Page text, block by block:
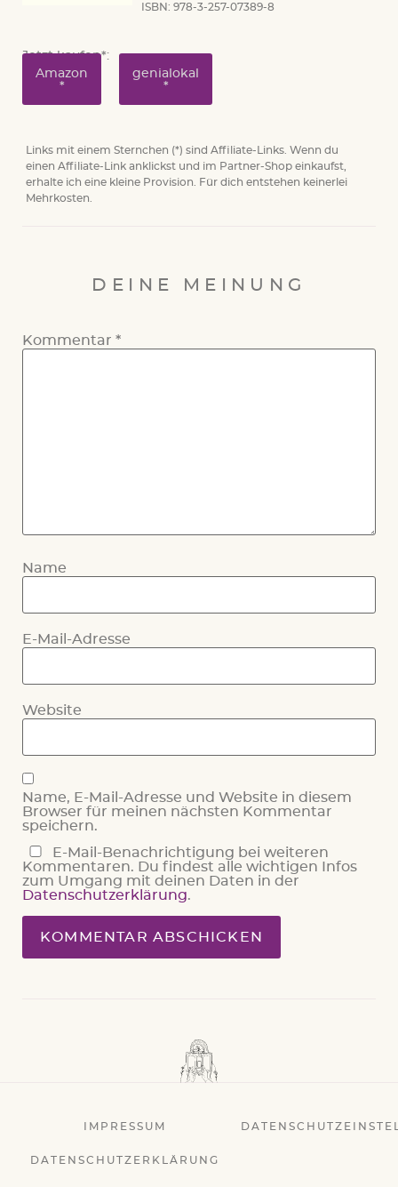
ISBN: 978-3-257-07389-8
Jetzt kaufen*:
Amazon
genialokal
*
Links mit einem Sternchen (*) sind Affiliate-Links. Wenn du
einen Affiliate-Link anklickst und im Partner-Shop einkaufst,
erhalte ich eine kleine Provision. Für dich entstehen keinerlei
Mehrkosten.
DEINE MEINUNG
Kommentar *
Name
E-Mail-Adresse
Website
Name, E-Mail-Adresse und Website in diesem
Browser für meinen nächsten Kommentar
speichern.
E-Mail-Benachrichtigung bei weiteren
Kommentaren. Du findest alle wichtigen Infos
zum Umgang mit deinen Daten in der
Datenschutzerklärung.
IMPRESSUM
DATENSCHUTZERKLÄRUNG